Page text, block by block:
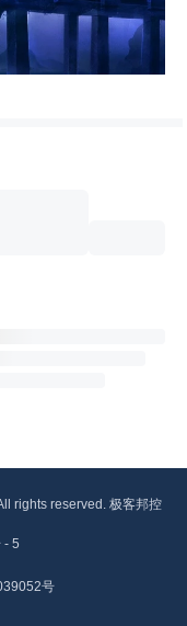
rights reserved. 极客邦控
- 5
号